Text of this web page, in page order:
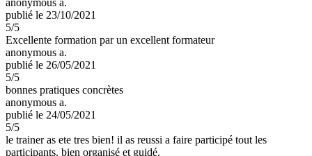
anonymous a.
publié le 23/10/2021
5/5
Excellente formation par un excellent formateur
anonymous a.
publié le 26/05/2021
5/5
bonnes pratiques concrètes
anonymous a.
publié le 24/05/2021
5/5
le trainer as ete tres bien! il as reussi a faire participé tout les
participants. bien organisé et guidé.